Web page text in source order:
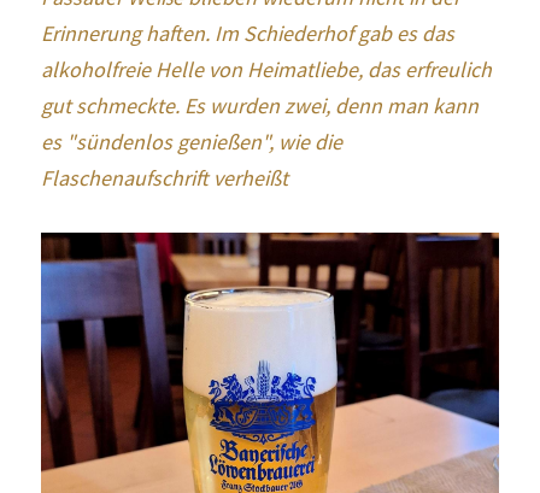
Erinnerung haften. Im Schiederhof gab es das
alkoholfreie Helle von Heimatliebe, das erfreulich
gut schmeckte. Es wurden zwei, denn man kann
es "sündenlos genießen", wie die
Flaschenaufschrift verheißt